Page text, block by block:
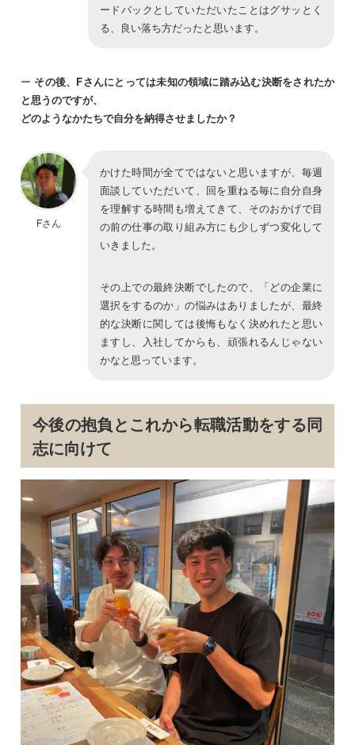
ードバックとしていただいたことはグサッとく
る、良い落ち方だったと思います。
ー その後、Fさんにとっては未知の領域に踏み込む決断をされたか
と思うのですが、
どのようなかたちで自分を納得させましたか？
Fさん
かけた時間が全てではないと思いますが、毎週
面談していただいて、回を重ねる毎に自分自身
を理解する時間も増えてきて、そのおかげで目
の前の仕事の取り組み方にも少しずつ変化して
いきました。
その上での最終決断でしたので、「どの企業に
選択をするのか」の悩みはありましたが、最終
的な決断に関しては後悔もなく決めれたと思い
ますし、入社してからも、頑張れるんじゃない
かなと思っています。
今後の抱負とこれから転職活動をする同
志に向けて